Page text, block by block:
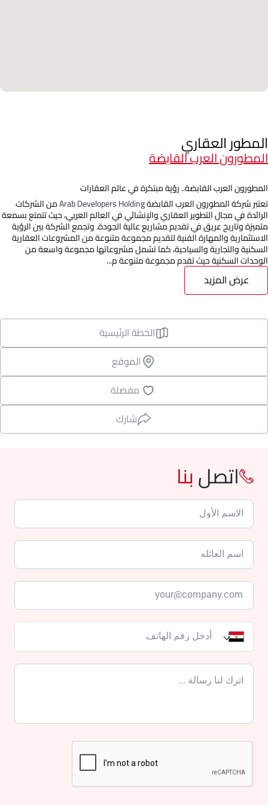
المطور العقاري
المطورون العرب القابضة
المطورون العرب القابضة.. رؤية مبتكرة في عالم العقارات
تعتبر شركة المطورون العرب القابضةArab Developers Holdingمن الشركات
الرائدة في مجال التطوير العقاري والإنشائي في العالم العربي، حيث تتمتع بسمعة
متميزة وتاريخ عريق في تقديم مشاريع عالية الجودة. وتجمع الشركة بين الرؤية
الاستثمارية والمهارة الفنية لتقديم مجموعة متنوعة من المشروعات العقارية
السكنية والتجارية والسياحية، كما تشمل مشروعاتها مجموعة واسعة من
الوحدات السكنية حيث تقدم مجموعة متنوعة م...
عرض المزيد
الخطة الرئيسية
الموقع
مفضلة
شارك
اتصلبنا